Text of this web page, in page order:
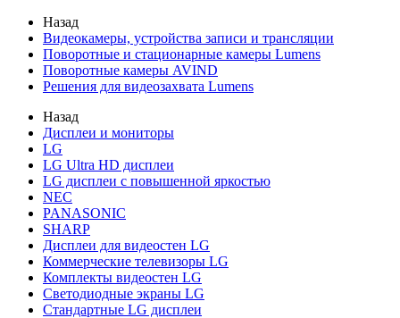
Назад
Видеокамеры, устройства записи и трансляции
Поворотные и стационарные камеры Lumens
Поворотные камеры AVIND
Решения для видеозахвата Lumens
Назад
Дисплеи и мониторы
LG
LG Ultra HD дисплеи
LG дисплеи с повышенной яркостью
NEC
PANASONIC
SHARP
Дисплеи для видеостен LG
Коммерческие телевизоры LG
Комплекты видеостен LG
Светодиодные экраны LG
Стандартные LG дисплеи